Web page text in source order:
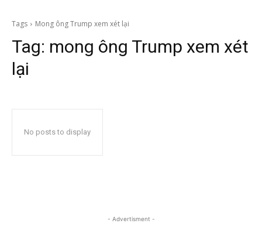
Tags Mong ông Trump xem xét lại
Tag: mong ông Trump xem xét
lại
No posts to display
- Advertisment -